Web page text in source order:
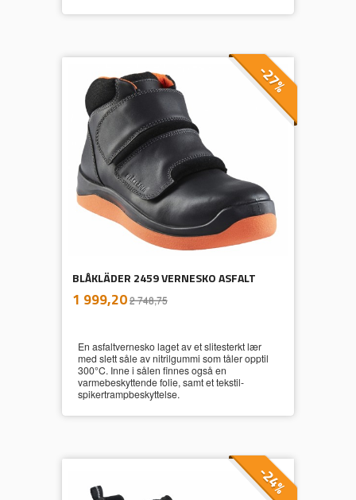
BLÅKLÄDER 2459 VERNESKO ASFALT
Tilbud
1 999,202 748,75
-27%
mva.
En asfaltvernesko laget av et slitesterkt lær
med slett såle av nitrilgummi som tåler opptil
300°C. Inne i sålen finnes også en
varmebeskyttende folie, samt et tekstil-
spikertrampbeskyttelse.
-24%